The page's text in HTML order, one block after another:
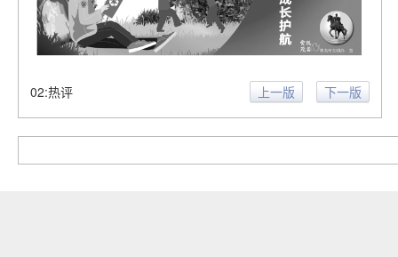
02:热评 上一版 下一版